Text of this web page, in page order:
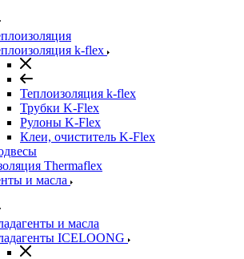
k-flex
Теплоизоляция k-flex
Трубки K-Flex
Рулоны K-Flex
Клеи, очиститель K-Flex
Thermaflex
и масла
и масла
ICELOONG